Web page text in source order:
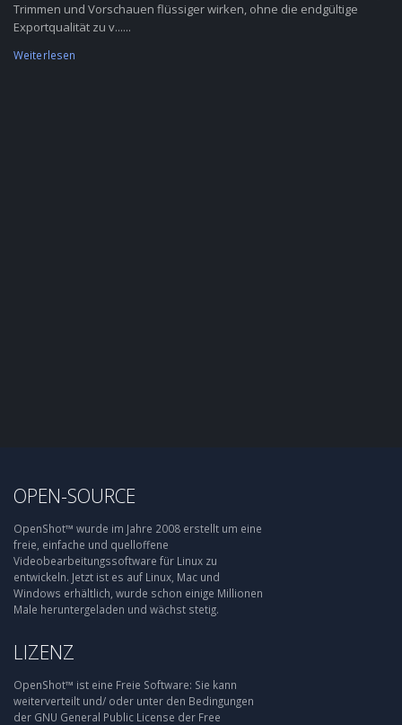
Trimmen und Vorschauen flüssiger wirken, ohne die endgültige
Exportqualität zu v......
Weiterlesen
OPEN-SOURCE
OpenShot™ wurde im Jahre 2008 erstellt um eine
freie, einfache und quelloffene
Videobearbeitungssoftware für Linux zu
entwickeln. Jetzt ist es auf Linux, Mac und
Windows erhältlich, wurde schon einige Millionen
Male heruntergeladen und wächst stetig.
LIZENZ
OpenShot™ ist eine Freie Software: Sie kann
weiterverteilt und/ oder unter den Bedingungen
der GNU General Public License der Free